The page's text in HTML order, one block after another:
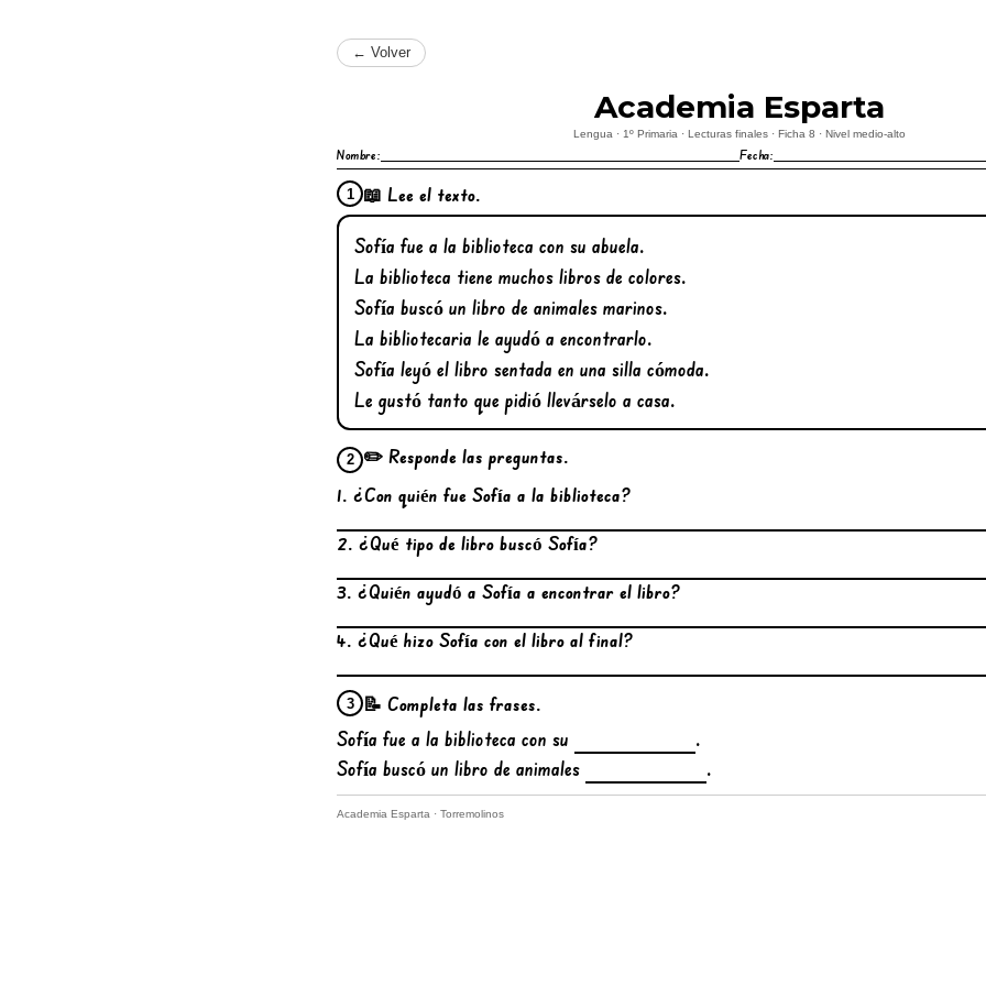
← Volver
Academia Esparta
Lengua · 1º Primaria · Lecturas finales · Ficha 8 · Nivel medio-alto
Nombre: Fecha:
1 📖 Lee el texto.
Sofía fue a la biblioteca con su abuela.
La biblioteca tiene muchos libros de colores.
Sofía buscó un libro de animales marinos.
La bibliotecaria le ayudó a encontrarlo.
Sofía leyó el libro sentada en una silla cómoda.
Le gustó tanto que pidió llevárselo a casa.
2
✏️ Responde las preguntas.
1. ¿Con quién fue Sofía a la biblioteca?
2. ¿Qué tipo de libro buscó Sofía?
3. ¿Quién ayudó a Sofía a encontrar el libro?
4. ¿Qué hizo Sofía con el libro al final?
3 📝 Completa las frases.
Sofía fue a la biblioteca con su
.
Sofía buscó un libro de animales
.
Academia Esparta · Torremolinos